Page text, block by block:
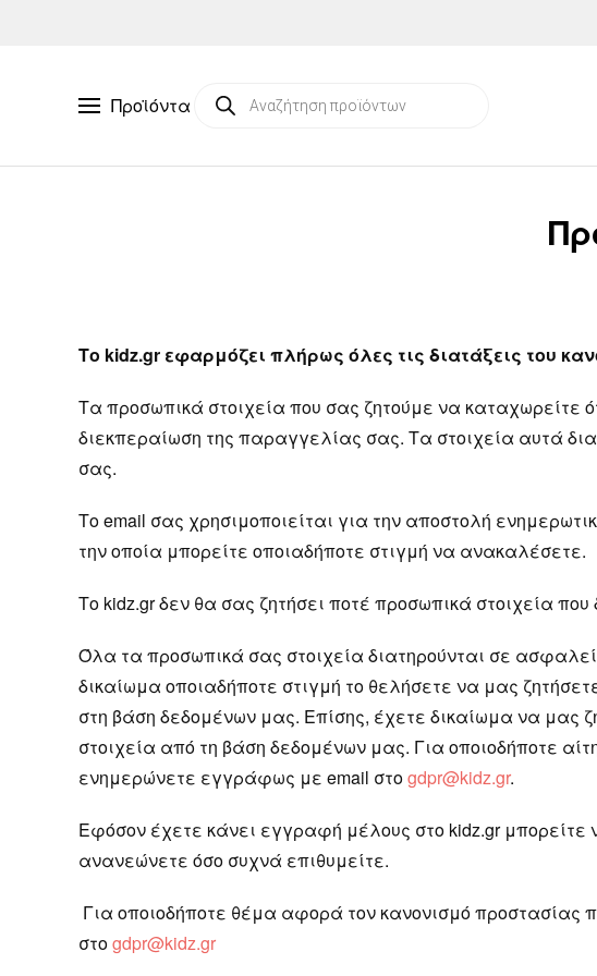
Προϊόντα
Products
search
Το kidz.gr εφαρμόζει πλήρως όλες τις διατάξεις του
Τα προσωπικά στοιχεία που σας ζητούμε να καταχωρείτε
διεκπεραίωση της παραγγελίας σας. Τα στοιχεία αυτά
σας.
Το email σας χρησιμοποιείται για την αποστολή
την οποία μπορείτε οποιαδήποτε στιγμή να ανακαλέσετε.
Το kidz.gr δεν θα σας ζητήσει ποτέ προσωπικά στοιχεία
Όλα τα προσωπικά σας στοιχεία διατηρούνται σε
δικαίωμα οποιαδήποτε στιγμή το θελήσετε να μας
στη βάση δεδομένων μας. Επίσης, έχετε δικαίωμα να
στοιχεία από τη βάση δεδομένων μας. Για οποιοδήποτε
ενημερώνετε εγγράφως με email στοgdpr@kidz.gr.
Εφόσον έχετε κάνει εγγραφή μέλους στο kidz.gr
ανανεώνετε όσο συχνά επιθυμείτε.
Για οποιοδήποτε θέμα αφορά τον κανονισμό προστασίας
στοgdpr@kidz.gr